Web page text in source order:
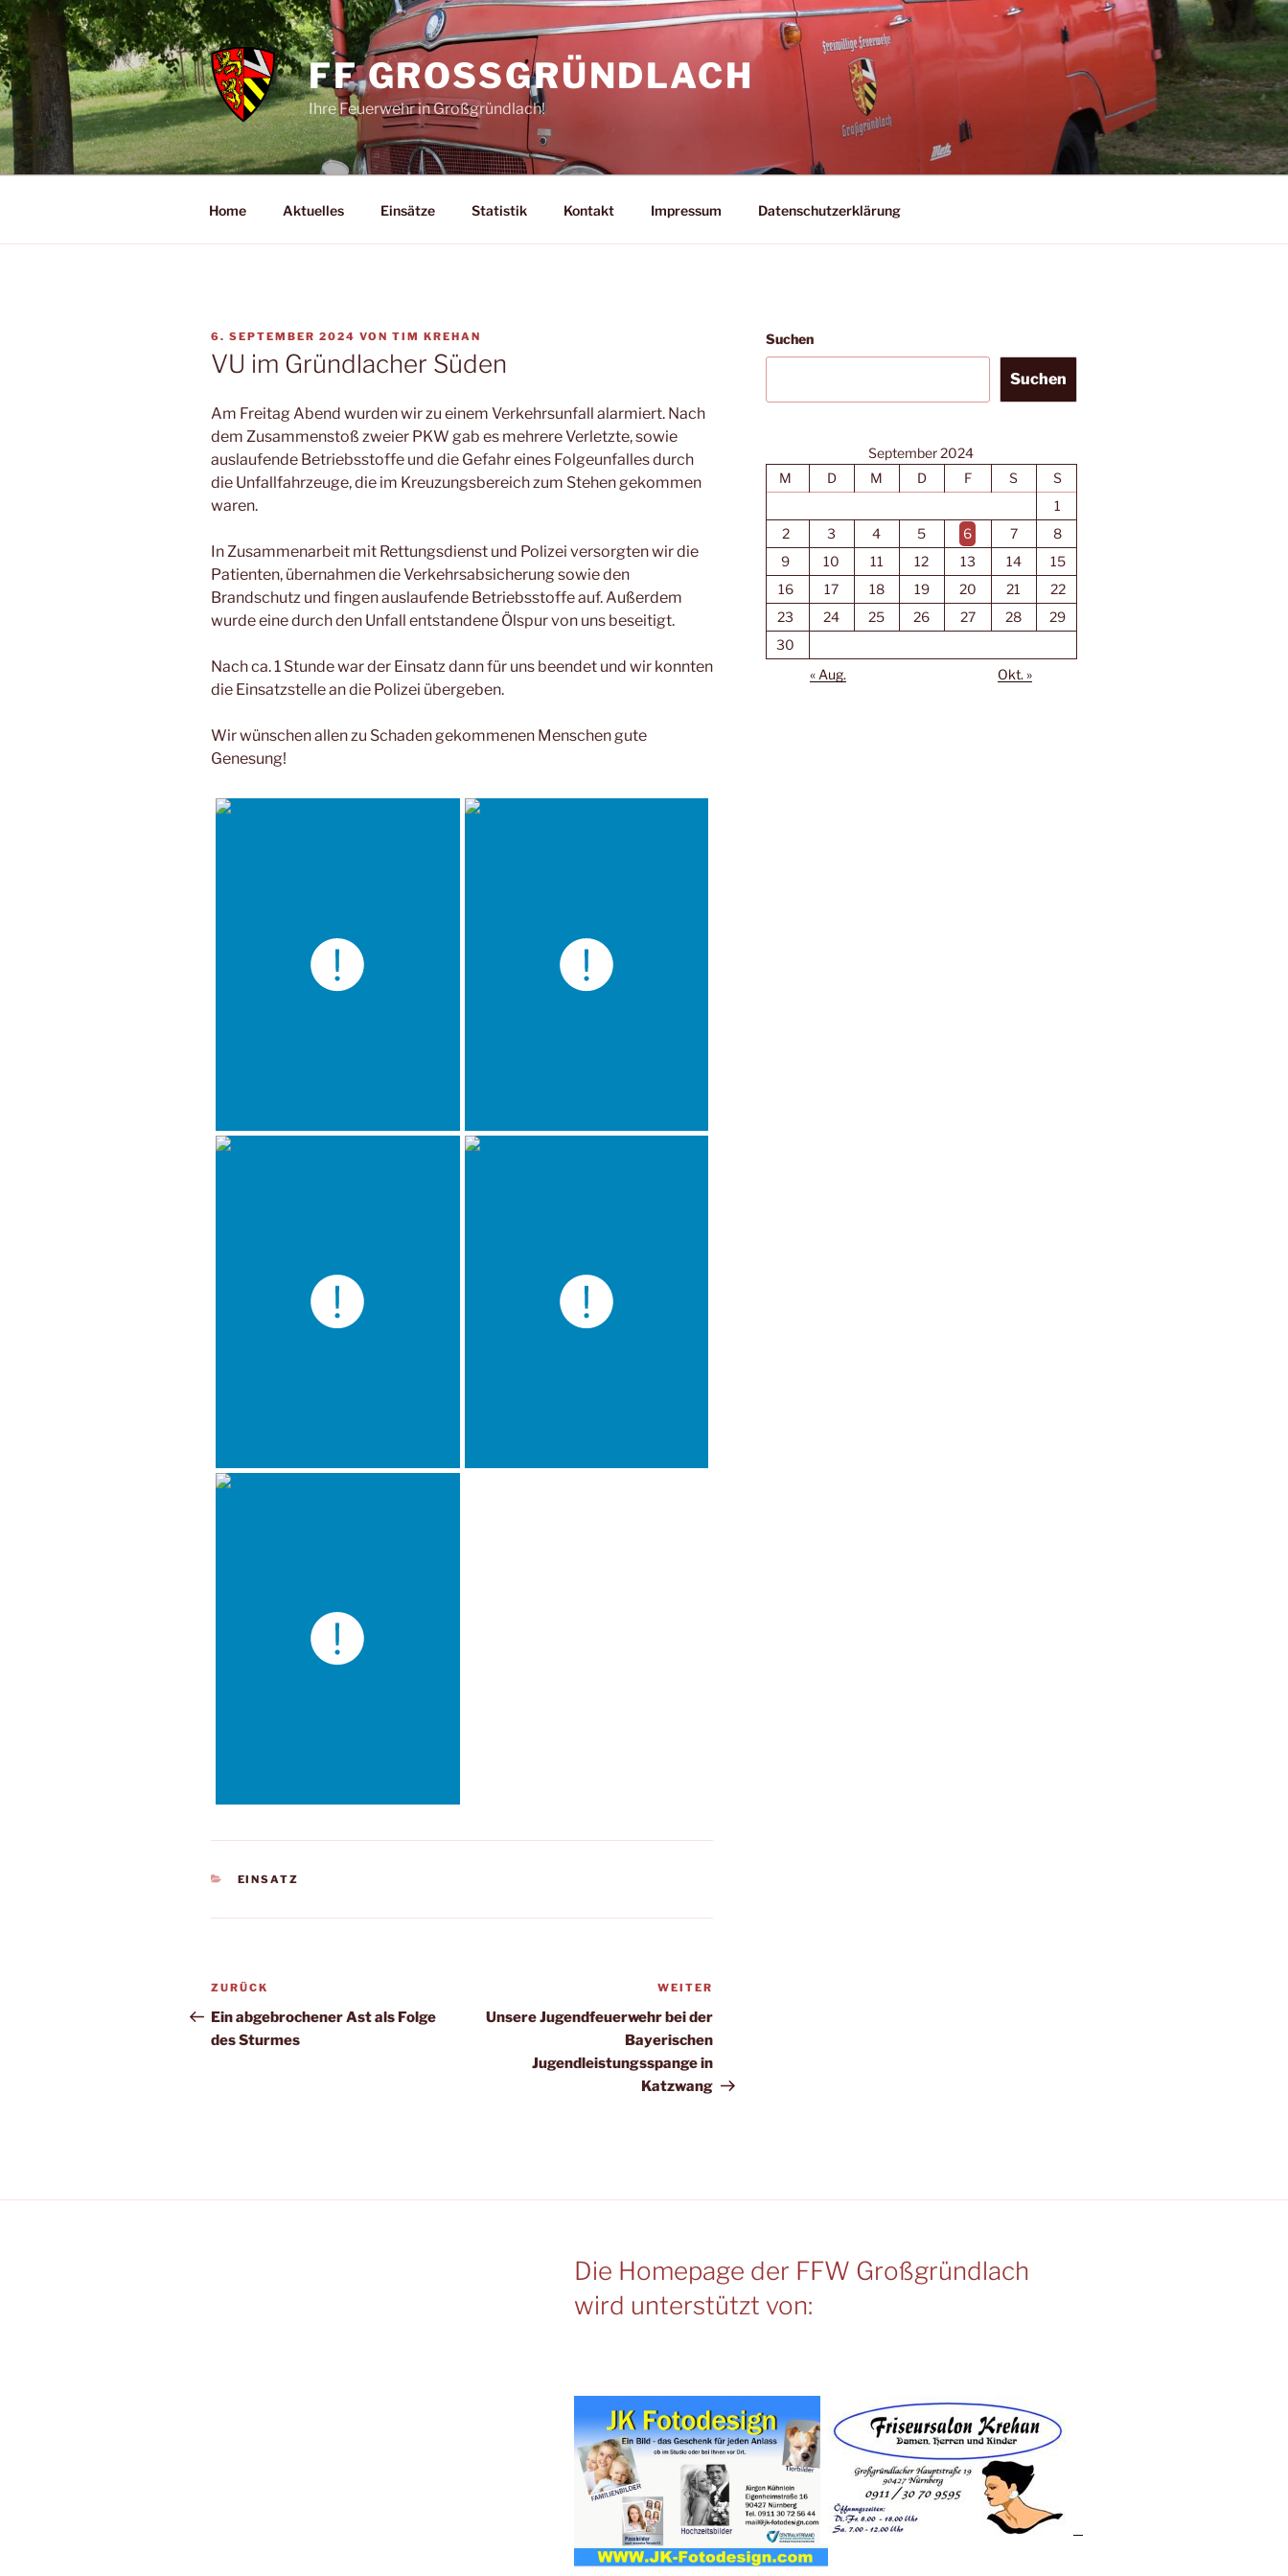
Zum
Inhalt
springen
FF GROSSGRÜNDLACH
Ihre Feuerwehr in Großgründlach!
Home Aktuelles Einsätze Statistik Kontakt Impressum Datenschutzerklärung
VERÖFFENTLICHT
AM
6. SEPTEMBER 2024 VON TIM KREHAN
VU im Gründlacher Süden
Am Freitag Abend wurden wir zu einem Verkehrsunfall alarmiert. Nach
dem Zusammenstoß zweier PKW gab es mehrere Verletzte, sowie
auslaufende Betriebsstoffe und die Gefahr eines Folgeunfalles durch
die Unfallfahrzeuge, die im Kreuzungsbereich zum Stehen gekommen
waren.
In Zusammenarbeit mit Rettungsdienst und Polizei versorgten wir die
Patienten, übernahmen die Verkehrsabsicherung sowie den
Brandschutz und fingen auslaufende Betriebsstoffe auf. Außerdem
wurde eine durch den Unfall entstandene Ölspur von uns beseitigt.
Nach ca. 1 Stunde war der Einsatz dann für uns beendet und wir konnten
die Einsatzstelle an die Polizei übergeben.
Wir wünschen allen zu Schaden gekommenen Menschen gute
Genesung!
KATEGORIEN
EINSATZ
Beitragsnavigation
Vorheriger
Beitrag
ZURÜCK
Ein abgebrochener Ast als Folge
des Sturmes
Beitrag
WEITER
Unsere Jugendfeuerwehr bei der
Bayerischen
Jugendleistungsspange in
Katzwang
Suchen
Suchen
September 2024
M
D M D F S
S
1
2
3 4 5 6 7
8
9
10 11 12 13 14
15
16
17 18 19 20 21
22
23
24 25 26 27 28
29
30
« Aug.
Okt. »
Die Homepage der FFW Großgründlach
wird unterstützt von: